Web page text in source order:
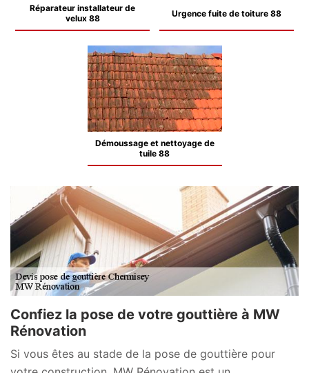
Réparateur installateur de
velux 88
Urgence fuite de toiture 88
Démoussage et nettoyage de
tuile 88
Confiez la pose de votre gouttière à MW
Rénovation
Si vous êtes au stade de la pose de gouttière pour